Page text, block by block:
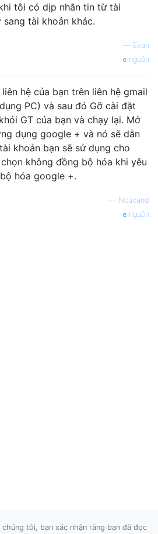
tôi có dịp nhắn tin từ tài
sang tài khoản khác.
— Evan
nguồn
liên hệ của bạn trên liên hệ gmail
PC) và sau đó Gỡ cài đặt
GT của bạn và chạy lại. Mở
dụng google + và nó sẽ dẫn
khoản bạn sẽ sử dụng cho
không đồng bộ hóa khi yêu
hóa google +.
— Nouvand
nguồn
tôi, bạn xác nhận rằng bạn đã đọc